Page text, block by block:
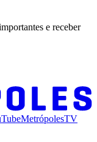
e receber
MetrópolesTV